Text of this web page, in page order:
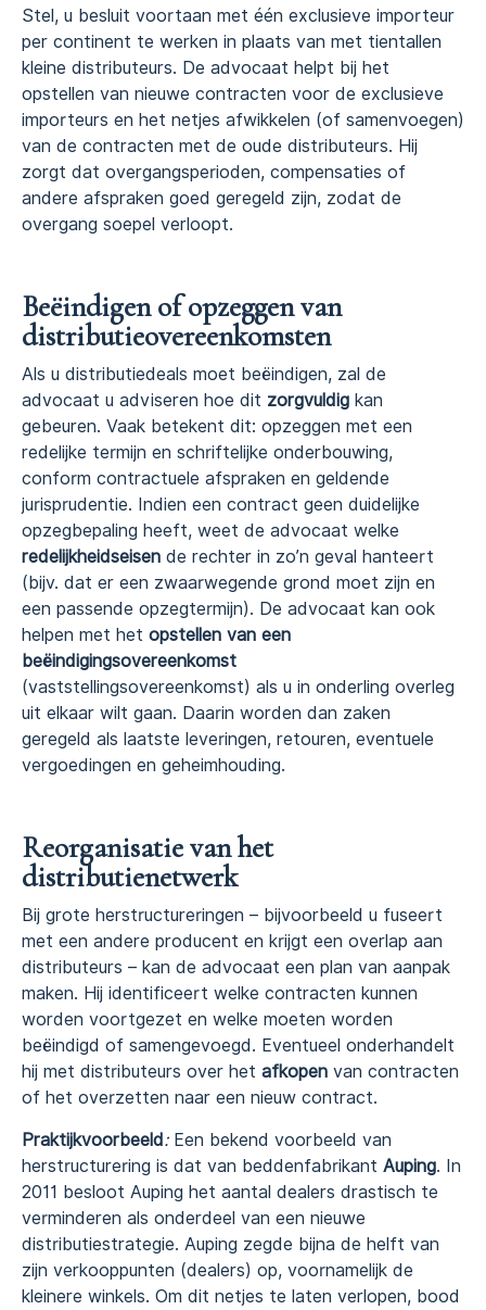
Stel, u besluit voortaan met één exclusieve importeur
per continent te werken in plaats van met tientallen
kleine distributeurs. De advocaat helpt bij het
opstellen van nieuwe contracten voor de exclusieve
importeurs en het netjes afwikkelen (of samenvoegen)
van de contracten met de oude distributeurs. Hij
zorgt dat overgangsperioden, compensaties of
andere afspraken goed geregeld zijn, zodat de
overgang soepel verloopt.
Beëindigen of opzeggen van
distributieovereenkomsten
Als u distributiedeals moet beëindigen, zal de
advocaat u adviseren hoe dit zorgvuldig kan
gebeuren. Vaak betekent dit: opzeggen met een
redelijke termijn en schriftelijke onderbouwing,
conform contractuele afspraken en geldende
jurisprudentie. Indien een contract geen duidelijke
opzegbepaling heeft, weet de advocaat welke
redelijkheidseisen de rechter in zo’n geval hanteert
(bijv. dat er een zwaarwegende grond moet zijn en
een passende opzegtermijn). De advocaat kan ook
helpen met het opstellen van een
beëindigingsovereenkomst
(vaststellingsovereenkomst) als u in onderling overleg
uit elkaar wilt gaan. Daarin worden dan zaken
geregeld als laatste leveringen, retouren, eventuele
vergoedingen en geheimhouding.
Reorganisatie van het
distributienetwerk
Bij grote herstructureringen – bijvoorbeeld u fuseert
met een andere producent en krijgt een overlap aan
distributeurs – kan de advocaat een plan van aanpak
maken. Hij identificeert welke contracten kunnen
worden voortgezet en welke moeten worden
beëindigd of samengevoegd. Eventueel onderhandelt
hij met distributeurs over het afkopen van contracten
of het overzetten naar een nieuw contract.
Praktijkvoorbeeld:Een bekend voorbeeld van
herstructurering is dat van beddenfabrikant Auping. In
2011 besloot Auping het aantal dealers drastisch te
verminderen als onderdeel van een nieuwe
distributiestrategie. Auping zegde bijna de helft van
zijn verkooppunten (dealers) op, voornamelijk de
kleinere winkels. Om dit netjes te laten verlopen, bood